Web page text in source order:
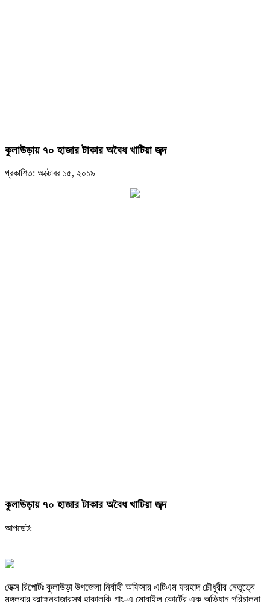
কুলাউড়ায় ৭০ হাজার টাকার অবৈধ খাটিয়া জব্দ
প্রকাশিত: অক্টোবর ১৫, ২০১৯
কুলাউড়ায় ৭০ হাজার টাকার অবৈধ খাটিয়া জব্দ
আপডেট:
ডেক্স রিপোর্টঃ কুলাউড়া উপজেলা নির্বাহী অফিসার এটিএম ফরহাদ চৌধুরীর নেতৃত্বে
মঙ্গলবার ব্রাহ্মনবাজারস্থ হাকালুকি গাং-এ মোবাইল কোর্টের এক অভিযান পরিচালনা